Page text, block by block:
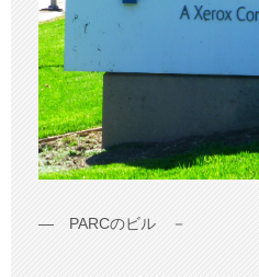
― PARCのビル －